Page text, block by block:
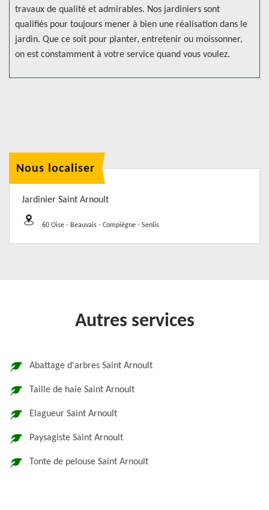
travaux de qualité et admirables. Nos jardiniers sont
qualifiés pour toujours mener à bien une réalisation dans le
jardin. Que ce soit pour planter, entretenir ou moissonner,
on est constamment à votre service quand vous voulez.
Nous localiser
Jardinier Saint Arnoult
60 Oise - Beauvais - Compiègne - Senlis
Autres services
Abattage d'arbres Saint Arnoult
Taille de haie Saint Arnoult
Elagueur Saint Arnoult
Paysagiste Saint Arnoult
Tonte de pelouse Saint Arnoult